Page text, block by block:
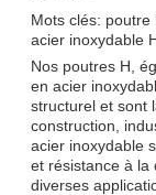
Mots clés:
acier inoxydable
Nos poutres H,
en acier
structurel et sont
construction,
acier inoxydable
et résistance à la
diverses